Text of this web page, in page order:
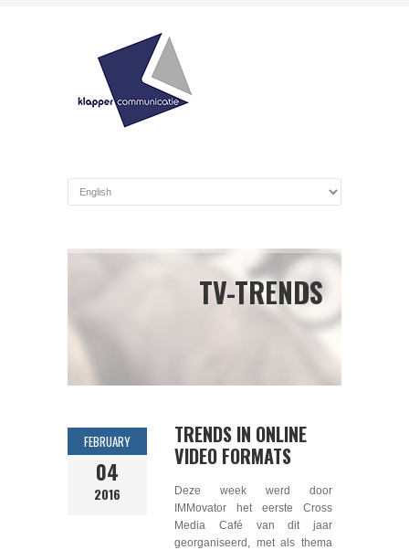
TV-TRENDS
FEBRUARY
04
2016
TRENDS IN ONLINE
VIDEO FORMATS
Deze week werd door
IMMovator het eerste Cross
Media Café van dit jaar
georganiseerd, met als thema